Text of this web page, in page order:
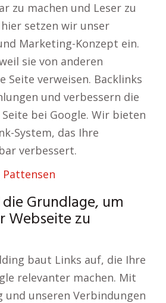
zu machen und Leser zu
hier setzen wir unser
Marketing-Konzept ein.
sie von anderen
Seite verweisen. Backlinks
und verbessern die
bei Google. Wir bieten
System, das Ihre
verbessert.
Pattensen
Grundlage, um
Webseite zu
baut Links auf, die Ihre
relevanter machen. Mit
und unseren Verbindungen